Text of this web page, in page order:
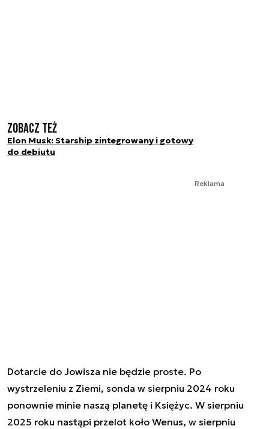
Zobacz też
Elon Musk: Starship zintegrowany i gotowy
do debiutu
Reklama
Dotarcie do Jowisza nie będzie proste. Po
wystrzeleniu z Ziemi, sonda w sierpniu 2024 roku
ponownie minie naszą planetę i Księżyc. W sierpniu
2025 roku nastąpi przelot koło Wenus, w sierpniu